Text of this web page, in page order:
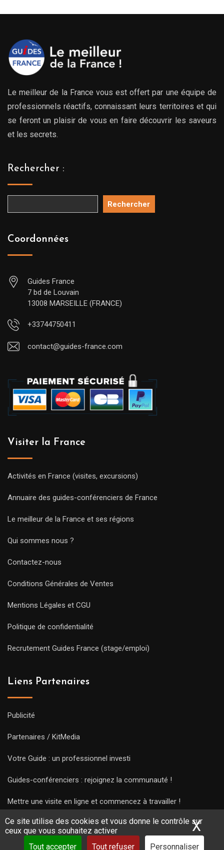
Ce site utilise des cookies et vous donne le contrôle sur
ceux que vous souhaitez activer
Tout accepter
Tout refuser Personnaliser
X
Le meilleur de la France vous est offert par une équipe de
professionnels réactifs, connaissant leurs territoires et qui
se feront un plaisir de vous en faire découvrir les saveurs
et les secrets.
Rechercher :
Rechercher
Coordonnées
Guides France
7 bd de Louvain
13008 MARSEILLE (FRANCE)
+33744750411
contact@guides-france.com
Visiter la France
Activités en France (visites, excursions)
Annuaire des guides-conférenciers de France
Le meilleur de la France et ses régions
Qui sommes nous ?
Contactez-nous
Conditions Générales de Ventes
Mentions Légales et CGU
Politique de confidentialité
Recrutement Guides France (stage/emploi)
Liens Partenaires
Publicité
Partenaires / KitMedia
Votre Guide : un professionnel investi
Guides-conférenciers : rejoignez la communauté !
Mettre une visite en ligne et commencez à travailler !